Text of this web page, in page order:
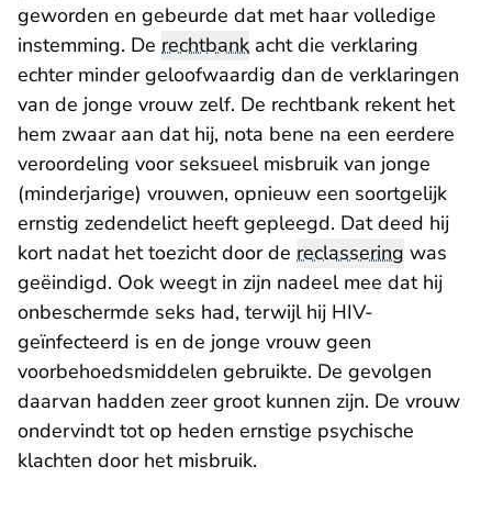
geworden en gebeurde dat met haar volledige
instemming. De rechtbank acht die verklaring
echter minder geloofwaardig dan de verklaringen
van de jonge vrouw zelf. De rechtbank rekent het
hem zwaar aan dat hij, nota bene na een eerdere
veroordeling voor seksueel misbruik van jonge
(minderjarige) vrouwen, opnieuw een soortgelijk
ernstig zedendelict heeft gepleegd. Dat deed hij
kort nadat het toezicht door de reclassering was
geëindigd. Ook weegt in zijn nadeel mee dat hij
onbeschermde seks had, terwijl hij HIV-
geïnfecteerd is en de jonge vrouw geen
voorbehoedsmiddelen gebruikte. De gevolgen
daarvan hadden zeer groot kunnen zijn. De vrouw
ondervindt tot op heden ernstige psychische
klachten door het misbruik.